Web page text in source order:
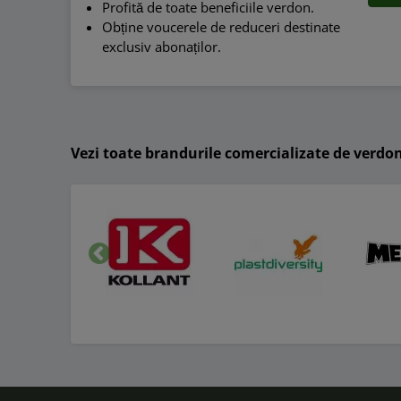
Profită de toate beneficiile verdon.
Obține voucerele de reduceri destinate
exclusiv abonaților.
Vezi toate brandurile comercializate de
Inapoi